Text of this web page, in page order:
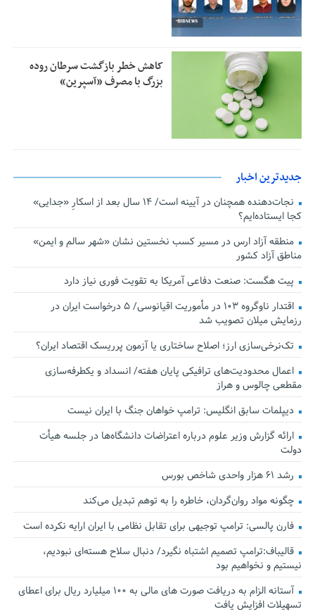
کاهش خطر بازگشت سرطان روده
بزرگ با مصرف «آسپرین»
جدیدترین اخبار
نجات‌دهنده‌ همچنان در آیینه است/ ۱۴ سال بعد از اسکارِ «جدایی»
کجا ایستاده‌ایم؟
منطقه آزاد ارس در مسیر کسب نخستین نشان «شهر سالم و ایمن»
مناطق آزاد کشور
پیت هگست: صنعت دفاعی آمریکا به تقویت فوری نیاز دارد
اقتدار ناوگروه ۱۰۳ در مأموریت‌ اقیانوسی/ ۵ درخواست ایران در
رزمایش میلان تصویب شد
تک‌نرخی‌سازی ارز؛ اصلاح ساختاری یا آزمون پرریسک اقتصاد ایران؟
اعمال محدودیت‌های ترافیکی پایان هفته/ انسداد و یکطرفه‌سازی
مقطعی چالوس و هراز
دیپلمات سابق انگلیس:‌ ترامپ خواهان جنگ با ایران نیست
ارائه گزارش وزیر علوم درباره اعتراضات دانشگاه‌ها در جلسه هیأت
دولت
رشد ۶۱ هزار واحدی شاخص بورس
چگونه مواد روان‌گردان، خاطره را به توهم تبدیل می‌کند
فارن پالسی: ترامپ توجیهی برای تقابل نظامی با ایران ارایه نکرده است
قالیباف:ترامپ تصمیم اشتباه نگیرد/ دنبال سلاح هسته‌ای نبودیم،
نیستیم و نخواهیم بود
آستانه الزام به دریافت صورت های مالی به ۱۰۰ میلیارد ریال برای اعطای
تسهیلات افزایش یافت